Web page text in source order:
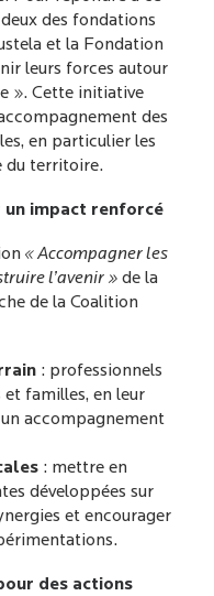
des fondations
et la Fondation
leurs forces autour
». Cette initiative
des
en particulier les
du territoire.
impact renforcé
« Accompagner les
l’avenir » de la
de la Coalition
: professionnels
familles, en leur
accompagnement
: mettre en
développées sur
et encourager
des actions